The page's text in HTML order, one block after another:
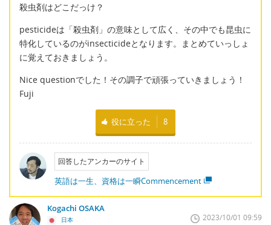
殺虫剤はどこだっけ？
pesticideは「殺虫剤」の意味として広く、その中でも昆虫に
特化しているのがinsecticideとなります。まとめていっしょ
に覚えておきましょう。
Nice questionでした！その調子で頑張っていきましょう！
Fuji
役に立った 8
回答したアンカーのサイト
英語は一生、資格は一瞬Commencement
Kogachi OSAKA
日本 2023/10/01 09:59